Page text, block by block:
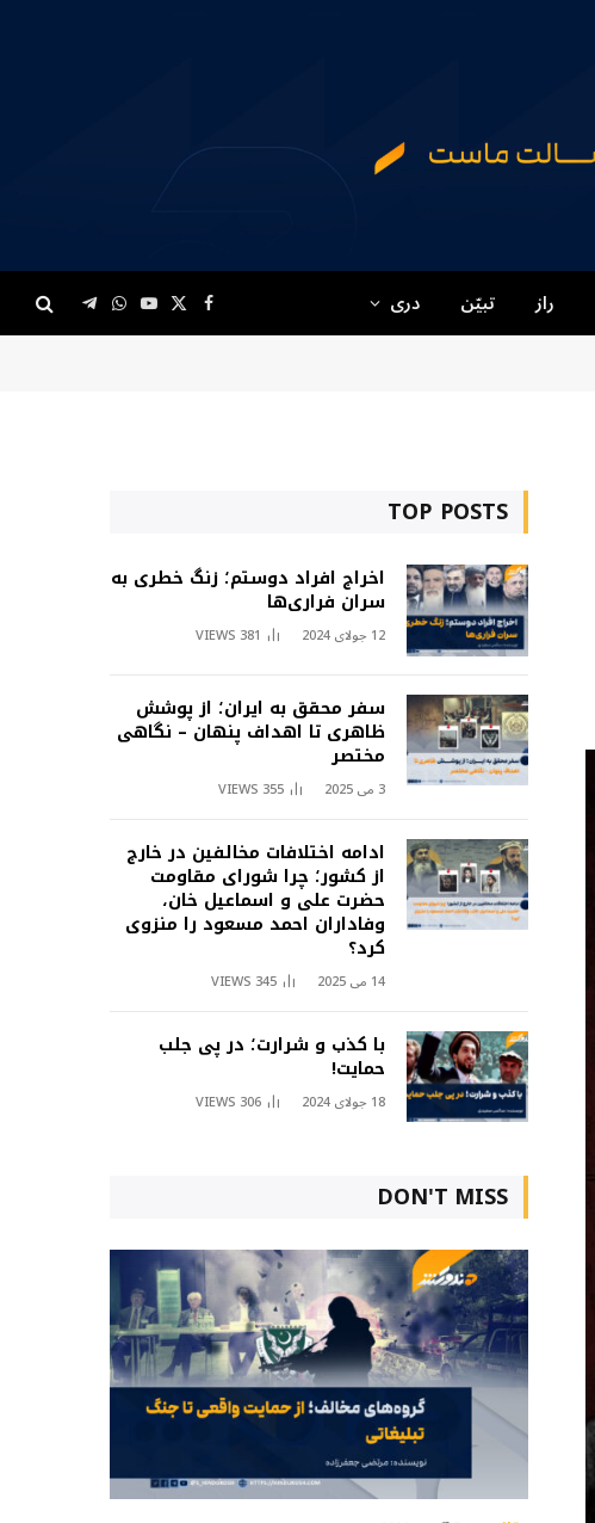
راز تبیّن دری Facebook
X
(Twitter)
YouTube
WhatsApp
Telegram
TOP POSTS
اخراج افراد دوستم؛ زنگ خطری به
سران فراری‌ها
12 جولای 2024 381
VIEWS
سفر محقق به ایران؛ از پوشش
ظاهری تا اهداف پنهان – نگاهی
مختصر
3 می 2025 355
VIEWS
ادامه اختلافات مخالفین در خارج
از کشور؛ چرا شورای مقاومت
حضرت علی و اسماعیل خان،
وفاداران احمد مسعود را منزوی
کرد؟
14 می 2025 345
VIEWS
با کذب و شرارت؛ در پی جلب
حمایت!
18 جولای 2024 306
VIEWS
DON'T MISS